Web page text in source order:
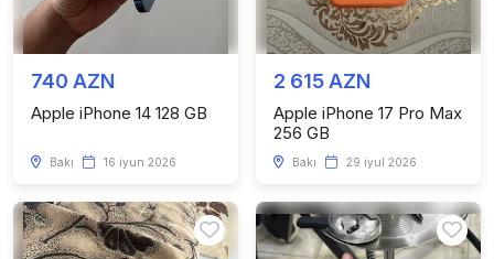
740 AZN
Apple iPhone 14 128 GB
Bakı 16 iyun 2026
2 615 AZN
Apple iPhone 17 Pro Max
256 GB
Bakı 29 iyul 2026